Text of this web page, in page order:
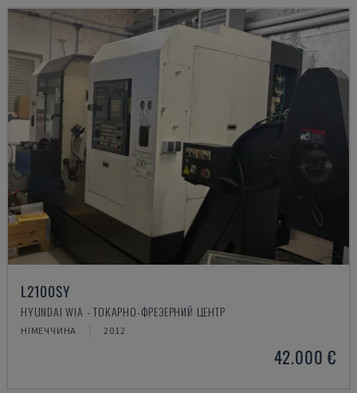
L2100SY
HYUNDAI WIA - ТОКАРНО-ФРЕЗЕРНИЙ ЦЕНТР
НІМЕЧЧИНА 2012
42.000 €